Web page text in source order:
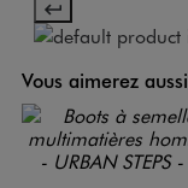
Vous aimerez aussi